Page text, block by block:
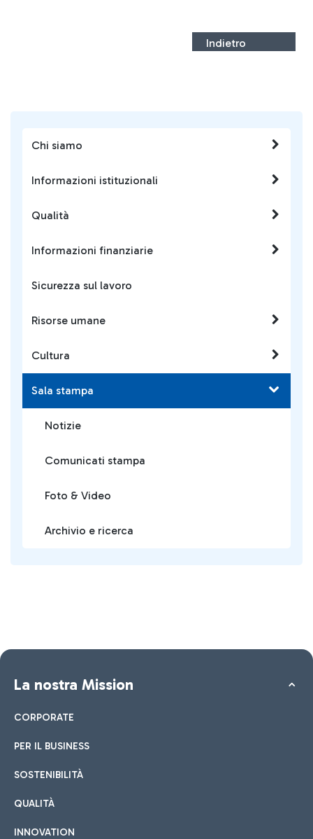
Chi siamo
Informazioni istituzionali
Qualità
Informazioni finanziarie
Sicurezza sul lavoro
Risorse umane
Cultura
Sala stampa
Notizie
Comunicati stampa
Foto & Video
Archivio e ricerca
Indietro
La nostra Mission
CORPORATE
PER IL BUSINESS
SOSTENIBILITÀ
QUALITÀ
INNOVATION